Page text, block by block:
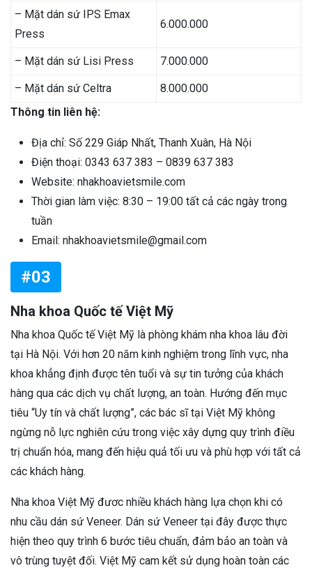
– Mặt dán sứ IPS Emax
Press
6.000.000
– Mặt dán sứ Lisi Press 7.000.000
– Mặt dán sứ Celtra
8.000.000
Thông tin liên hệ:
Địa chỉ: Số 229 Giáp Nhất, Thanh Xuân, Hà Nội
Điện thoại: 0343 637 383 – 0839 637 383
Website: nhakhoavietsmile.com
Thời gian làm việc: 8:30 – 19:00 tất cả các ngày trong
tuần
Email: nhakhoavietsmile@gmail.com
#03
Nha khoa Quốc tế Việt Mỹ
Nha khoa Quốc tế Việt Mỹ là phòng khám nha khoa lâu đời
tại Hà Nội. Với hơn 20 năm kinh nghiệm trong lĩnh vực, nha
khoa khẳng định được tên tuổi và sự tin tưởng của khách
hàng qua các dịch vụ chất lượng, an toàn. Hướng đến mục
tiêu “Uy tín và chất lượng”, các bác sĩ tại Việt Mỹ không
ngừng nỗ lực nghiên cứu trong việc xây dựng quy trình điều
trị chuẩn hóa, mang đến hiệu quả tối ưu và phù hợp với tất cả
các khách hàng.
Nha khoa Việt Mỹ đươc nhiều khách hàng lựa chọn khi có
nhu cầu dán sứ Veneer. Dán sứ Veneer tại đây được thực
hiện theo quy trình 6 bước tiêu chuẩn, đảm bảo an toàn và
vô trùng tuyệt đối. Việt Mỹ cam kết sử dụng hoàn toàn các